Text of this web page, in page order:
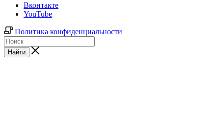
Вконтакте
YouTube
Политика конфиденциальности
Найти